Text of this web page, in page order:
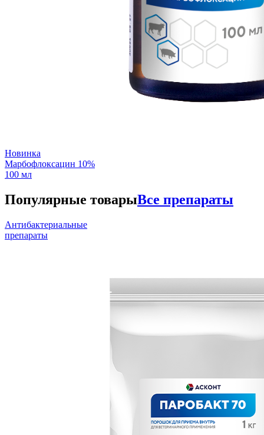
Новинка
Марбофлоксацин 10%
100 мл
Популярные товарыВсе препараты
Антибактериальные
препараты